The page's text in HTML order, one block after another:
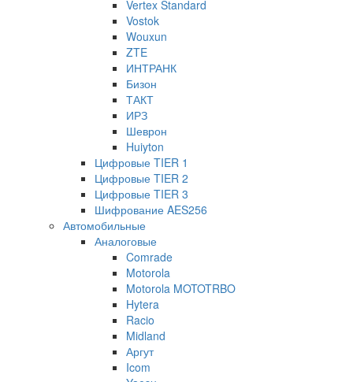
Vertex Standard
Vostok
Wouxun
ZTE
ИНТРАНК
Бизон
ТАКТ
ИРЗ
Шеврон
Huiyton
Цифровые TIER 1
Цифровые TIER 2
Цифровые TIER 3
Шифрование AES256
Автомобильные
Аналоговые
Comrade
Motorola
Motorola MOTOTRBO
Hytera
Racio
Midland
Аргут
Icom